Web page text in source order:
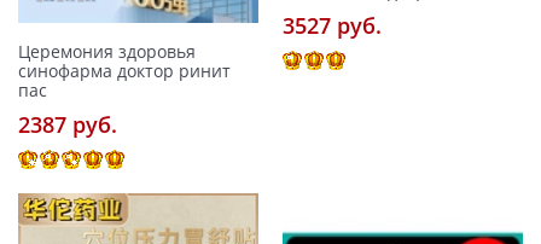
Церемония здоровья
синофарма доктор ринит
пас
2387 pуб.
3527 pуб.